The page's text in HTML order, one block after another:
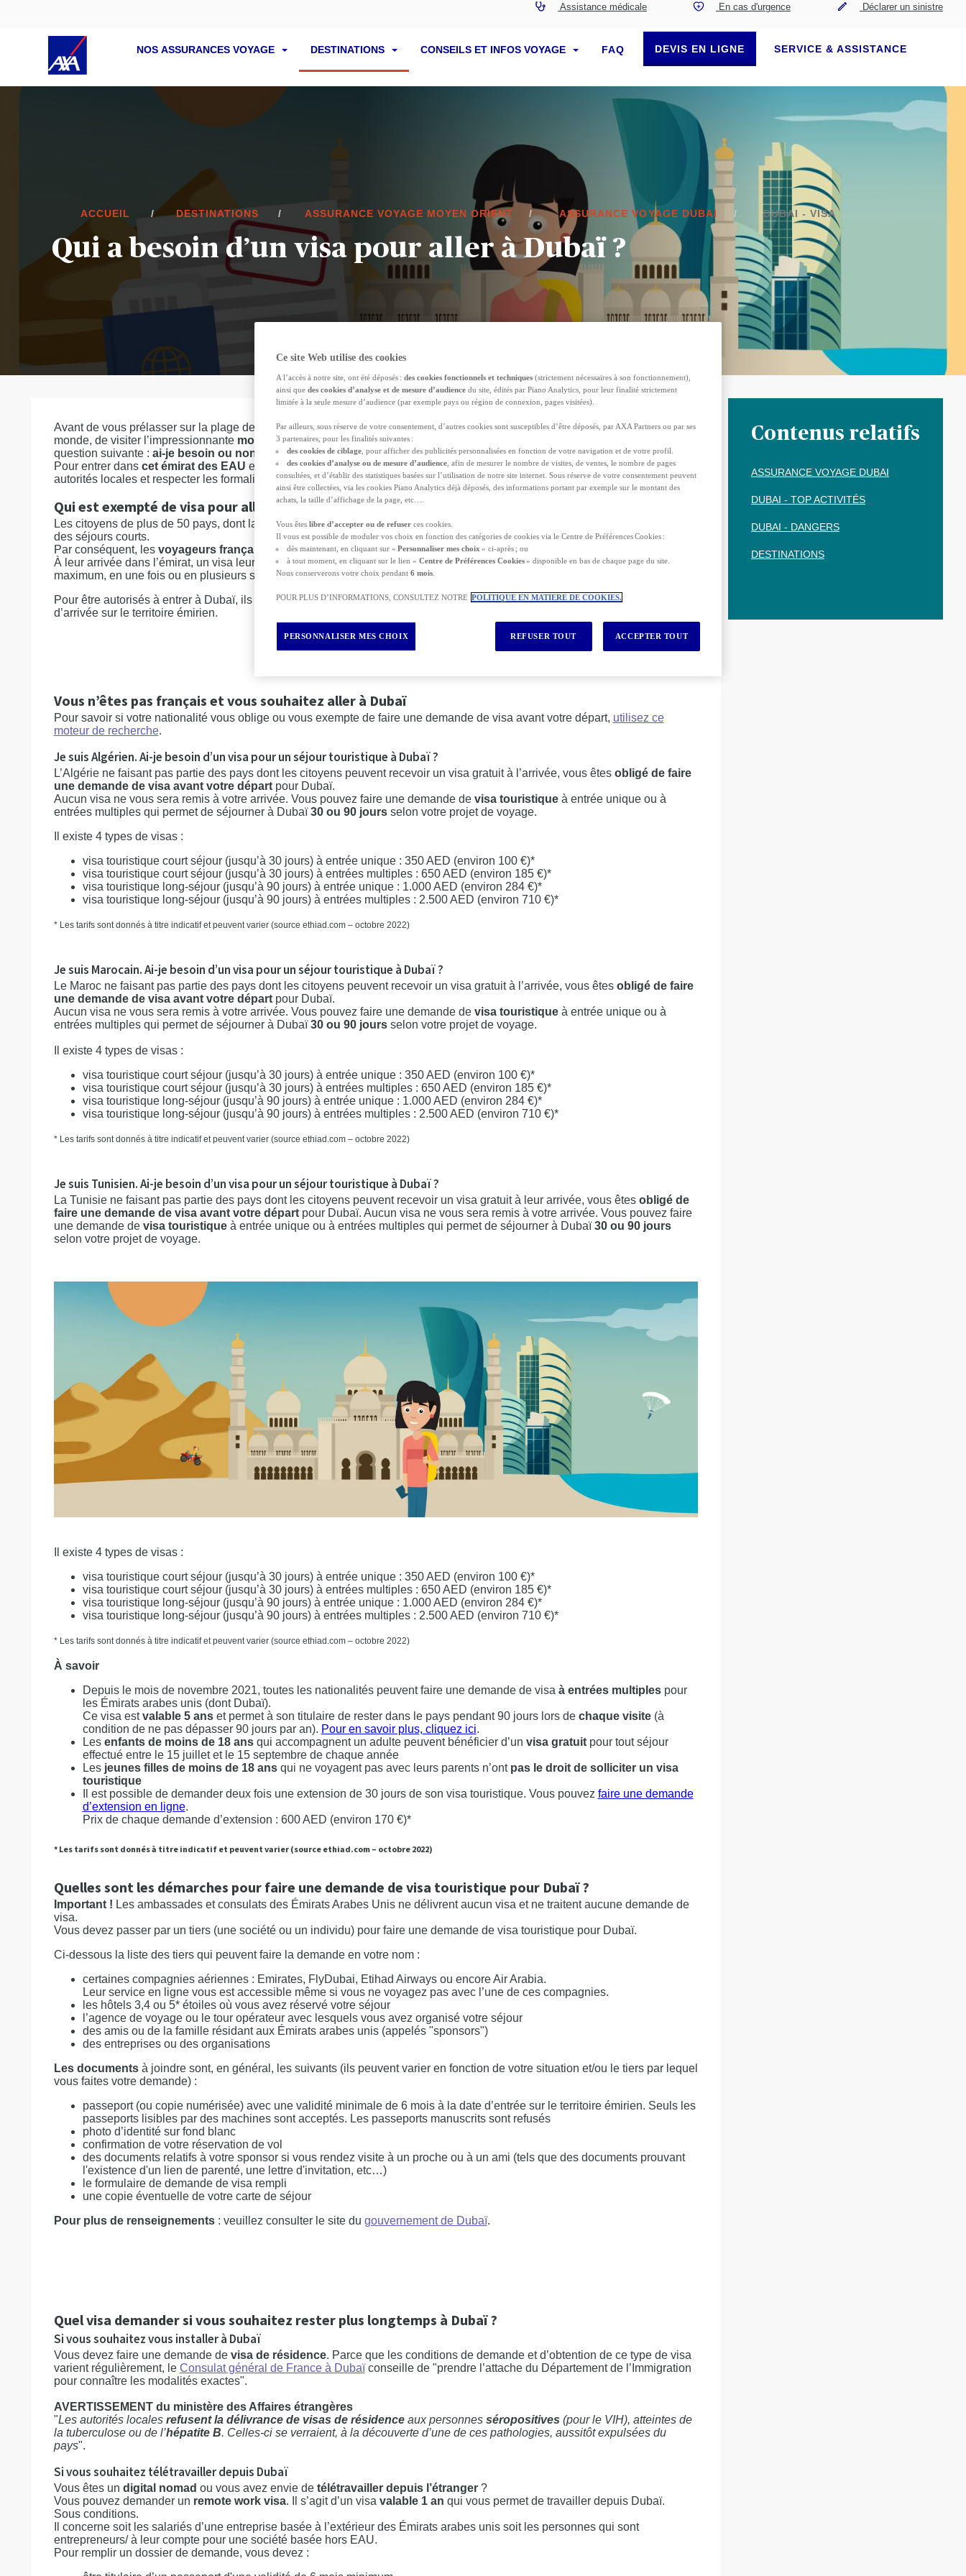
Assistance médicale En cas d'urgence Déclarer un sinistre
NOS ASSURANCES VOYAGE DESTINATIONS CONSEILS ET INFOS VOYAGE FAQ DEVIS EN LIGNE SERVICE & ASSISTANCE
ACCUEIL DESTINATIONS ASSURANCE VOYAGE MOYEN ORIENT ASSURANCE VOYAGE DUBAI DUBAI - VISA
Qui a besoin d’un visa pour aller à Dubaï ?
Avant de vous prélasser sur la plage de Sunset Beach, de grimper au sommet duBurj Khalifa, le plus haut gratte-ciel au
monde, de visiter l’impressionnante mosquée Jumeirahou detélétravailler depuis le désert
question suivante : ai-je besoin ou non d’un visa pour Dubaï ?
Pour entrer dans cet émirat des EAU et découvrir toutes les activitésqui vous y attendent, vous devez être en règle avec les
autorités locales et respecter les formalités exigées selon ladurée de votre séjour etvotre nationalité.
Qui est exempté de visa pour aller à Dubaï ?
Les citoyens de plus de 50 pays, dont la France, n'ont pas besoin de faire de demande de visa avant leur arrivée à Dubaï pour
des séjours courts.
Par conséquent, les voyageurs français sontexemptés de demande de visaavant leur départ pour l’émirat.
À leur arrivée dans l’émirat, un visa leur sera délivré gratuitement. Il permet à tout citoyen français de passer90 jours
maximum, en une fois ou en plusieurs séjours, sur le territoire émirien, sur une période totale de
Pour être autorisés à entrer à Dubaï, ils doivent être titulaires d’unpasseportavec une validité minimale de 6 mois à la date
d’arrivée sur le territoire émirien.
OBTENEZ VOTRE DEVIS GRATUIT
Vous n’êtes pas français et vous souhaitez aller à Dubaï
Pour savoir si votre nationalité vous oblige ou vous exempte de faire une demande de visa avant votre départ, utilisez ce
moteur de recherche.
Je suis Algérien. Ai-je besoin d’un visa pour un séjour touristique à Dubaï ?
L’Algérie ne faisant pas partie des pays dont les citoyens peuvent recevoir un visa gratuit à l’arrivée, vous êtesobligé de faire
une demande de visa avant votre départ pour Dubaï.
Aucun visa ne vous sera remis à votre arrivée. Vous pouvez faire une demande devisa touristiqueà entrée unique ou à
entrées multiples qui permet de séjourner à Dubaï30 ou 90 jours selon votre projet de voyage.
Il existe 4 types de visas :
visa touristique court séjour (jusqu’à 30 jours) à entrée unique : 350 AED (environ 100 €)*
visa touristique court séjour (jusqu’à 30 jours) à entrées multiples : 650 AED (environ 185 €)*
visa touristique long-séjour (jusqu’à 90 jours) à entrée unique : 1.000 AED (environ 284 €)*
visa touristique long-séjour (jusqu’à 90 jours) à entrées multiples : 2.500 AED (environ 710 €)*
* Les tarifs sont donnés à titre indicatif et peuvent varier (source ethiad.com – octobre 2022)
Je suis Marocain. Ai-je besoin d’un visa pour un séjour touristique à Dubaï ?
Le Maroc ne faisant pas partie des pays dont les citoyens peuvent recevoir un visa gratuit à l’arrivée, vous êtes obligé de faire
une demande de visa avant votre départpour Dubaï.
Aucun visa ne vous sera remis à votre arrivée. Vous pouvez faire une demande de visa touristiqueà entrée unique ou à
entrées multiples qui permet de séjourner à Dubaï30 ou 90 joursselon votre projet de voyage.
Il existe 4 types de visas :
visa touristique court séjour (jusqu’à 30 jours) à entrée unique : 350 AED (environ 100 €)*
visa touristique court séjour (jusqu’à 30 jours) à entrées multiples : 650 AED (environ 185 €)*
visa touristique long-séjour (jusqu’à 90 jours) à entrée unique : 1.000 AED (environ 284 €)*
visa touristique long-séjour (jusqu’à 90 jours) à entrées multiples : 2.500 AED (environ 710 €)*
* Les tarifs sont donnés à titre indicatif et peuvent varier (source ethiad.com – octobre 2022)
Je suis Tunisien. Ai-je besoin d’un visa pour un séjour touristique à Dubaï ?
La Tunisie ne faisant pas partie des pays dont les citoyens peuvent recevoir un visa gratuit à leur arrivée, vous êtes obligé de
faire une demande de visa avant votre départpour Dubaï. Aucun visa ne vous sera remis à votre arrivée. Vous pouvez faire
une demande de visa touristiqueà entrée unique ou à entrées multiples qui permet de séjourner à Dubaï30 ou 90 jours
selon votre projet de voyage.
Il existe 4 types de visas :
visa touristique court séjour (jusqu’à 30 jours) à entrée unique : 350 AED (environ 100 €)*
visa touristique court séjour (jusqu’à 30 jours) à entrées multiples : 650 AED (environ 185 €)*
visa touristique long-séjour (jusqu’à 90 jours) à entrée unique : 1.000 AED (environ 284 €)*
visa touristique long-séjour (jusqu’à 90 jours) à entrées multiples : 2.500 AED (environ 710 €)*
* Les tarifs sont donnés à titre indicatif et peuvent varier (source ethiad.com – octobre 2022)
À savoir
Depuis le mois de novembre 2021, toutes les nationalités peuvent faire une demande de visa à entrées multiples pour
les Émirats arabes unis (dont Dubaï).
Ce visa estvalable 5 anset permet à son titulaire de rester dans le pays pendant 90 jours lors de chaque visite(à
condition de ne pas dépasser 90 jours par an). Pour en savoir plus, cliquez ici.
Lesenfants de moins de 18 ans qui accompagnent un adulte peuvent bénéficier d’un visa gratuit pour tout séjour
effectué entre le 15 juillet et le 15 septembre de chaque année
Lesjeunes filles de moins de 18 ansqui ne voyagent pas avec leurs parents n’ont pas le droit de solliciter un visa
touristique
Il est possible de demander deux fois une extension de 30 jours de son visa touristique. Vous pouvez faire une demande
d’extension en ligne.
Prix de chaque demande d’extension : 600 AED (environ 170 €)*
* Les tarifs sont donnés à titre indicatif et peuvent varier (source ethiad.com – octobre 2022)
Quelles sont les démarches pour faire une demande de visa touristique pour Dubaï ?
Important ! Les ambassades et consulats des Émirats Arabes Unis ne délivrent aucun visa et ne traitent aucune demande de
visa.
Vous devez passer par un tiers (une société ou un individu) pour faire une demande de visa touristique pour Dubaï.
Ci-dessous la liste des tiers qui peuvent faire la demande en votre nom :
certaines compagnies aériennes : Emirates, FlyDubai, Etihad Airways ou encore Air Arabia.
Leur service en ligne vous est accessible même si vous ne voyagez pas avec l’une de ces compagnies.
les hôtels 3,4 ou 5* étoiles où vous avez réservé votre séjour
l’agence de voyage ou le tour opérateur avec lesquels vous avez organisé votre séjour
des amis ou de la famille résidant aux Émirats arabes unis (appelés "sponsors")
des entreprises ou des organisations
Les documentsà joindre sont, en général, les suivants (ils peuvent varier en fonction de votre situation et/ou le tiers par lequel
vous faites votre demande) :
passeport (ou copie numérisée) avec une validité minimale de 6 mois à la date d’entrée sur le territoire émirien. Seuls les
passeports lisibles par des machines sont acceptés. Les passeports manuscrits sont refusés
photo d’identité sur fond blanc
confirmation de votre réservation de vol
des documents relatifs à votre sponsor si vous rendez visite à un proche ou à un ami (tels que des documents prouvant
l'existence d'un lien de parenté, une lettre d'invitation, etc…)
le formulaire de demande de visa rempli
une copie éventuelle de votre carte de séjour
Pour plus de renseignements: veuillez consulter le site du gouvernement de Dubaï.
Quel visa demander si vous souhaitez rester plus longtemps à Dubaï ?
Si vous souhaitez vous installer à Dubaï
Vous devez faire une demande devisa de résidence. Parce que les conditions de demande et d’obtention de ce type de visa
varient régulièrement, le Consulat général de France à Dubaïconseille de "prendre l’attache du Département de l’Immigration
pour connaître les modalités exactes".
AVERTISSEMENT du ministère des Affaires étrangères
"Les autorités locales refusent la délivrance de visas de résidence aux personnes séropositives (pour le VIH), atteintes de
la tuberculose ou de l’hépatite B. Celles-ci se verraient, à la découverte d’une de ces pathologies, aussitôt expulsées du
pays".
Si vous souhaitez télétravailler depuis Dubaï
Vous êtes un digital nomad ou vous avez envie de télétravailler depuis l’étranger?
Vous pouvez demander un remote work visa. Il s’agit d’un visa valable 1 an qui vous permet de travailler depuis Dubaï.
Sous conditions.
Il concerne soit les salariés d’une entreprise basée à l’extérieur des Émirats arabes unis soit les personnes qui sont
entrepreneurs/ à leur compte pour une société basée hors EAU.
Pour remplir un dossier de demande, vous devez :
Contenus relatifs
ASSURANCE VOYAGE DUBAI
DUBAI - TOP ACTIVITÉS
DUBAI - DANGERS
DESTINATIONS
Ce site Web utilise des cookies
A l’accès à notre site, ont été déposés : des cookies fonctionnels et techniques (strictement nécessaires à son fonctionnement),
ainsi que des cookies d’analyse et de mesure d’audience du site, édités par Piano Analytics, pour leur finalité strictement
limitée à la seule mesure d’audience (par exemple pays ou région de connexion, pages visitées).
Par ailleurs, sous réserve de votre consentement, d’autres cookies sont susceptibles d’être déposés, par AXA Partners ou par ses
3 partenaires, pour les finalités suivantes :
des cookies de ciblage , pour afficher des publicités personnalisées en fonction de votre navigation et de votre profil.
des cookies d’analyse ou de mesure d’audience , afin de mesurer le nombre de visites, de ventes, le nombre de pages
consultées, et d’établir des statistiques basées sur l’utilisation de notre site internet. Sous réserve de votre consentement peuvent
ainsi être collectées, via les cookies Piano Analytics déjà déposés, des informations portant par exemple sur le montant des
achats, la taille d’affichage de la page, etc….
Vous êtes libre d’accepter ou de refuser ces cookies.
Il vous est possible de moduler vos choix en fonction des catégories de cookies via le Centre de Préférences Cookies :
dès maintenant, en cliquant sur «Personnaliser mes choix » ci-après ; ou
à tout moment, en cliquant sur le lien «Centre de Préférences Cookies» disponible en bas de chaque page du site.
Nous conserverons votre choix pendant 6 mois
POUR PLUS D’INFORMATIONS, CONSULTEZ NOTRE POLITIQUE EN MATIERE DE COOKIES.
PERSONNALISER MES CHOIX REFUSER TOUT ACCEPTER TOUT